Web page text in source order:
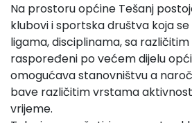
Na prostoru općine Tešanj
klubovi i sportska društva koja
ligama, disciplinama, sa
raspoređeni po većem dijelu
omogućava stanovništvu a
bave različitim vrstama
vrijeme.